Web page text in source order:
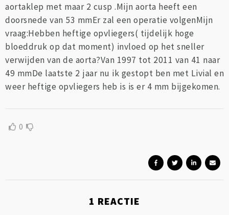
aortaklep met maar 2 cusp .Mijn aorta heeft een
doorsnede van 53 mmEr zal een operatie volgenMijn
vraag:Hebben heftige opvliegers( tijdelijk hoge
bloeddruk op dat moment) invloed op het sneller
verwijden van de aorta?Van 1997 tot 2011 van 41 naar
49 mmDe laatste 2 jaar nu ik gestopt ben met Livial en
weer heftige opvliegers heb is is er 4 mm bijgekomen.
0
1 REACTIE